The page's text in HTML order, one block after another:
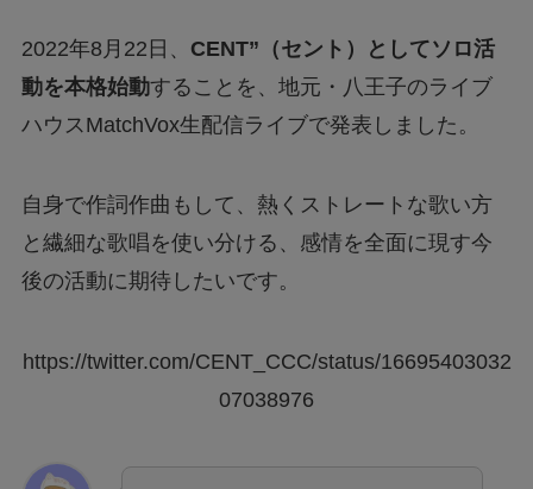
2022年8月22日、 CENT”（セント）としてソロ活
動を本格始動することを、地元・八王子のライブ
ハウスMatchVox生配信ライブで発表しました。
自身で作詞作曲もして、熱くストレートな歌い方
と繊細な歌唱を使い分ける、感情を全面に現す今
後の活動に期待したいです。
https://twitter.com/CENT_CCC/status/16695403032
07038976